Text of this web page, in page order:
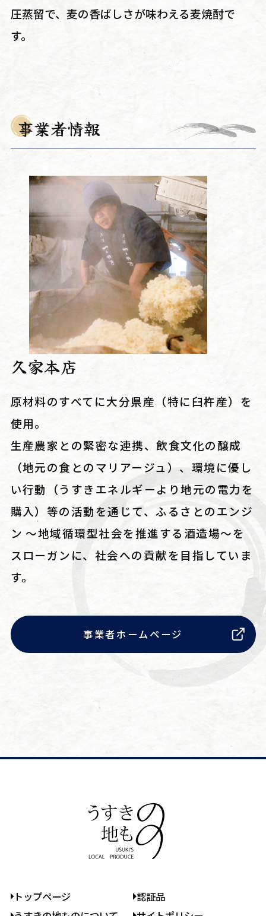
圧蒸留で、麦の香ばしさが味わえる麦焼酎で
す。
事業者情報
久家本店
原材料のすべてに大分県産（特に臼杵産）を
使用。
生産農家との緊密な連携、飲食文化の醸成
（地元の食とのマリアージュ）、環境に優し
い行動（うすきエネルギーより地元の電力を
購入）等の活動を通じて、ふるさとのエンジ
ン ～地域循環型社会を推進する酒造場～を
スローガンに、社会への貢献を目指していま
す。
事業者ホームページ
トップページ
認証品